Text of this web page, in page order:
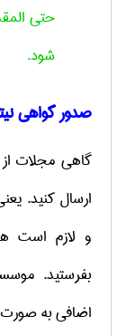
حتی
شود.
صدور گواهی
گاهی مجلات
ارسال کنید.
و لازم است
بفرستید.
اضافی به صورت